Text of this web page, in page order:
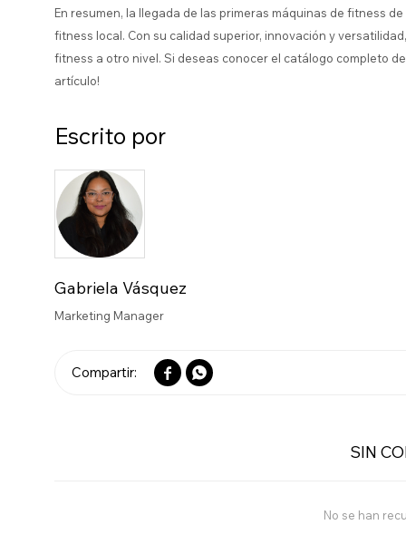
En resumen, la llegada de las primeras máquinas de fitness
fitness local. Con su calidad superior, innovación y
fitness a otro nivel. Si deseas conocer el catálogo completo
artículo!
Escrito por
Gabriela Vásquez
Marketing Manager
 
SIN
No se han